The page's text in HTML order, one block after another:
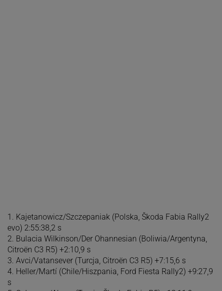
1. Kajetanowicz/Szczepaniak (Polska, Škoda Fabia Rally2
evo) 2:55:38,2 s
2. Bulacia Wilkinson/Der Ohannesian (Boliwia/Argentyna,
Citroën C3 R5) +2:10,9 s
3. Avci/Vatansever (Turcja, Citroën C3 R5) +7:15,6 s
4. Heller/Martí (Chile/Hiszpania, Ford Fiesta Rally2) +9:27,9
s